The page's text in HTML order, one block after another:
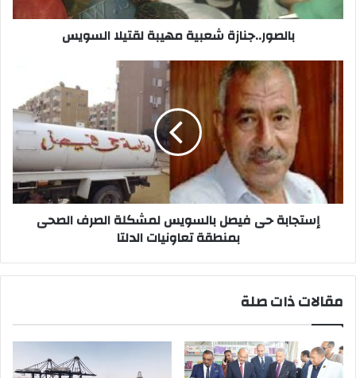
بالصور..جنازة شعبية مهيبة لقتيلا السويس
حى
فيصل
بالسويس
لمشكلة
الصرف
الصحى
بمنطقة
تعاونيات
إستجابة حى فيصل بالسويس لمشكلة الصرف الصحى
بمنطقة تعاونيات الدلتا
مقالات ذات صلة